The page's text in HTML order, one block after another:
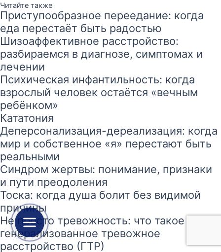
Читайте также
Приступообразное переедание: когда
еда перестаёт быть радостью
Шизоаффективное расстройство:
разбираемся в диагнозе, симптомах и
лечении
Психическая инфантильность: когда
взрослый человек остаётся «вечным
ребёнком»
Кататония
Деперсонализация-дереализация: когда
мир и собственное «я» перестают быть
реальными
Синдром жертвы: понимание, признаки
и пути преодоления
Тоска: когда душа болит без видимой
причины
Не просто тревожность: что такое
генерализованное тревожное
расстройство (ГТР)